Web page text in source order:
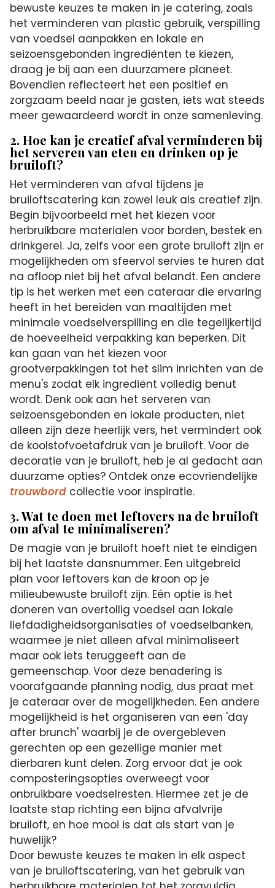
bewuste keuzes te maken in je catering, zoals
het verminderen van plastic gebruik, verspilling
van voedsel aanpakken en lokale en
seizoensgebonden ingrediënten te kiezen,
draag je bij aan een duurzamere planeet.
Bovendien reflecteert het een positief en
zorgzaam beeld naar je gasten, iets wat steeds
meer gewaardeerd wordt in onze samenleving.
2. Hoe kan je creatief afval verminderen bij
het serveren van eten en drinken op je
bruiloft?
Het verminderen van afval tijdens je
bruiloftscatering kan zowel leuk als creatief zijn.
Begin bijvoorbeeld met het kiezen voor
herbruikbare materialen voor borden, bestek en
drinkgerei. Ja, zelfs voor een grote bruiloft zijn er
mogelijkheden om sfeervol servies te huren dat
na afloop niet bij het afval belandt. Een andere
tip is het werken met een cateraar die ervaring
heeft in het bereiden van maaltijden met
minimale voedselverspilling en die tegelijkertijd
de hoeveelheid verpakking kan beperken. Dit
kan gaan van het kiezen voor
grootverpakkingen tot het slim inrichten van de
menu's zodat elk ingrediënt volledig benut
wordt. Denk ook aan het serveren van
seizoensgebonden en lokale producten, niet
alleen zijn deze heerlijk vers, het vermindert ook
de koolstofvoetafdruk van je bruiloft. Voor de
decoratie van je bruiloft, heb je al gedacht aan
duurzame opties? Ontdek onze ecovriendelijke
trouwbord collectie voor inspiratie.
3. Wat te doen met leftovers na de bruiloft
om afval te minimaliseren?
De magie van je bruiloft hoeft niet te eindigen
bij het laatste dansnummer. Een uitgebreid
plan voor leftovers kan de kroon op je
milieubewuste bruiloft zijn. Eén optie is het
doneren van overtollig voedsel aan lokale
liefdadigheidsorganisaties of voedselbanken,
waarmee je niet alleen afval minimaliseert
maar ook iets teruggeeft aan de
gemeenschap. Voor deze benadering is
voorafgaande planning nodig, dus praat met
je cateraar over de mogelijkheden. Een andere
mogelijkheid is het organiseren van een 'day
after brunch' waarbij je de overgebleven
gerechten op een gezellige manier met
dierbaren kunt delen. Zorg ervoor dat je ook
composteringsopties overweegt voor
onbruikbare voedselresten. Hiermee zet je de
laatste stap richting een bijna afvalvrije
bruiloft, en hoe mooi is dat als start van je
huwelijk?
Door bewuste keuzes te maken in elk aspect
van je bruiloftscatering, van het gebruik van